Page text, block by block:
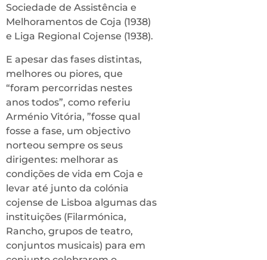
Sociedade de Assistência e
Melhoramentos de Coja (1938)
e Liga Regional Cojense (1938).
E apesar das fases distintas,
melhores ou piores, que
“foram percorridas nestes
anos todos”, como referiu
Arménio Vitória, ”fosse qual
fosse a fase, um objectivo
norteou sempre os seus
dirigentes: melhorar as
condições de vida em Coja e
levar até junto da colónia
cojense de Lisboa algumas das
instituições (Filarmónica,
Rancho, grupos de teatro,
conjuntos musicais) para em